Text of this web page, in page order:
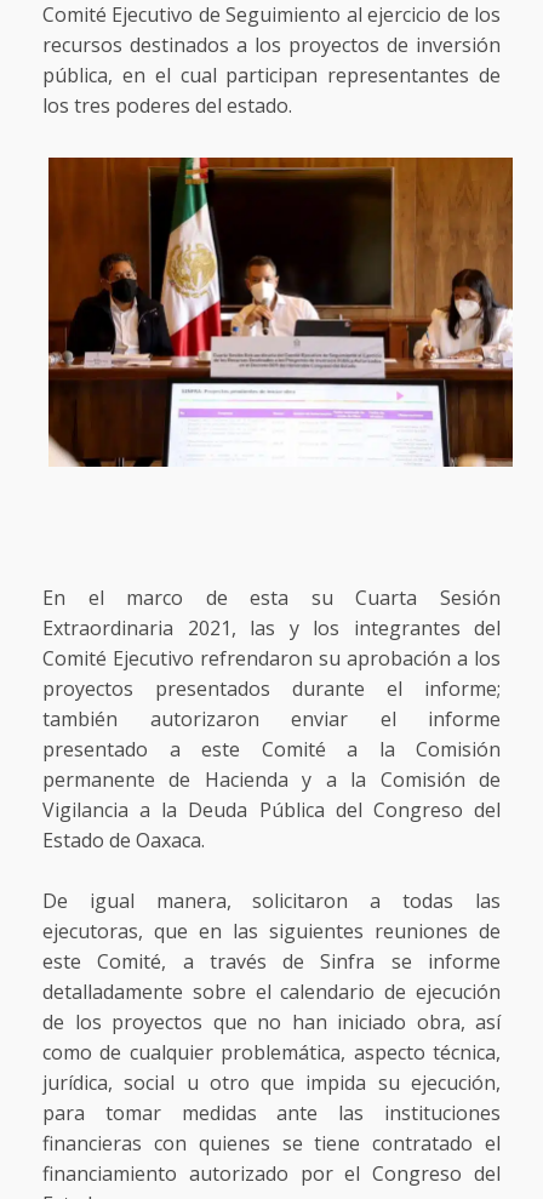
Comité Ejecutivo de Seguimiento al ejercicio de los
recursos destinados a los proyectos de inversión
pública, en el cual participan representantes de
los tres poderes del estado.
En el marco de esta su Cuarta Sesión
Extraordinaria 2021, las y los integrantes del
Comité Ejecutivo refrendaron su aprobación a los
proyectos presentados durante el informe;
también autorizaron enviar el informe
presentado a este Comité a la Comisión
permanente de Hacienda y a la Comisión de
Vigilancia a la Deuda Pública del Congreso del
Estado de Oaxaca.
De igual manera, solicitaron a todas las
ejecutoras, que en las siguientes reuniones de
este Comité, a través de Sinfra se informe
detalladamente sobre el calendario de ejecución
de los proyectos que no han iniciado obra, así
como de cualquier problemática, aspecto técnica,
jurídica, social u otro que impida su ejecución,
para tomar medidas ante las instituciones
financieras con quienes se tiene contratado el
financiamiento autorizado por el Congreso del